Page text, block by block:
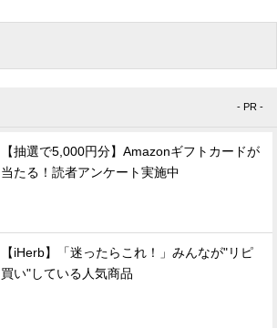
- PR -
【抽選で5,000円分】Amazonギフトカードが
当たる！読者アンケート実施中
【iHerb】「迷ったらこれ！」みんなが"リピ
買い"している人気商品